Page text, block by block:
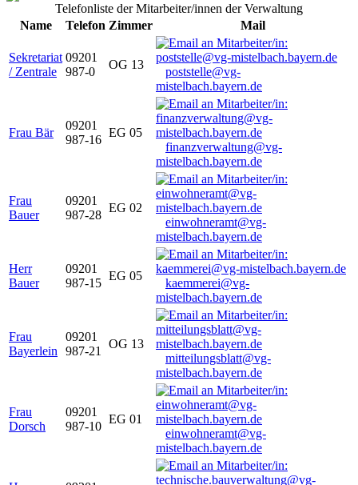
Telefonliste der Mitarbeiter/innen der Verwaltung
Name
Telefon Zimmer Mail
Sekretariat
/ Zentrale
09201
987-0
OG 13
poststelle@vg-
mistelbach.bayern.de
Frau Bär
09201
987-16
EG 05
finanzverwaltung@vg-
mistelbach.bayern.de
Frau
Bauer
09201
987-28
EG 02
einwohneramt@vg-
mistelbach.bayern.de
Herr
Bauer
09201
987-15
EG 05
kaemmerei@vg-
mistelbach.bayern.de
Frau
Bayerlein
09201
987-21
OG 13
mitteilungsblatt@vg-
mistelbach.bayern.de
Frau
Dorsch
09201
987-10
EG 01
einwohneramt@vg-
mistelbach.bayern.de